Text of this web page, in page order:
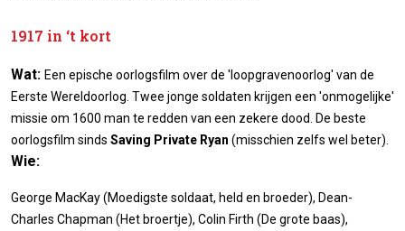
1917 in ‘t kort
Wat: Een epische oorlogsfilm over de 'loopgravenoorlog' van de
Eerste Wereldoorlog. Twee jonge soldaten krijgen een 'onmogelijke'
missie om 1600 man te redden van een zekere dood. De beste
oorlogsfilm sinds Saving Private Ryan (misschien zelfs wel beter).
Wie:
George MacKay (Moedigste soldaat, held en broeder), Dean-
Charles Chapman (Het broertje), Colin Firth (De grote baas),